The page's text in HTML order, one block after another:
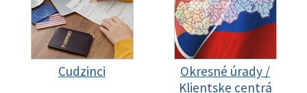
Cudzinci
Okresné úrady /
Klientske centrá